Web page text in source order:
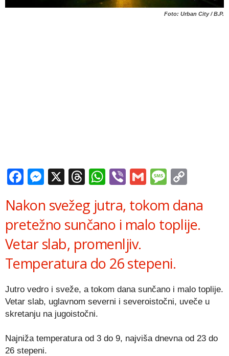
Foto: Urban City / B.P.
Facebook
Messenger
X Threads
WhatsApp
ViberGmail
Nakon svežeg jutra, tokom dana
pretežno sunčano i malo toplije.
Vetar slab, promenljiv.
Temperatura do 26 stepeni.
Jutro vedro i sveže, a tokom dana sunčano i malo toplije.
Vetar slab, uglavnom severni i severoistočni, uveče u
skretanju na jugoistočni.
Najniža temperatura od 3 do 9, najviša dnevna od 23 do
26 stepeni.